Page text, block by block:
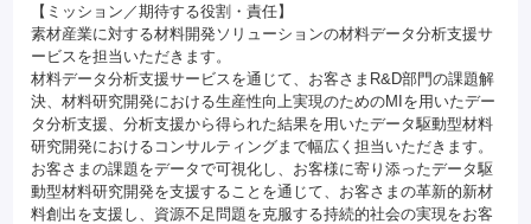
【ミッション／期待する役割・責任】
素材産業に対する材料開発ソリューションの材料データ分析支援サ
ービスを担当いただきます。
材料データ分析支援サービスを通じて、お客さまR&D部門の課題解
決、材料研究開発における生産性向上実現のためのMIを用いたデー
タ分析支援、分析支援から得られた結果を用いたデータ駆動型材料
研究開発におけるコンサルティングまで幅広く担当いただきます。
お客さまの課題をデータで可視化し、お客様に寄り添ったデータ駆
動型材料研究開発を支援することを通じて、お客さまの革新的新材
料創出を支援し、資源不足問題を克服する持続的社会の実現をお客